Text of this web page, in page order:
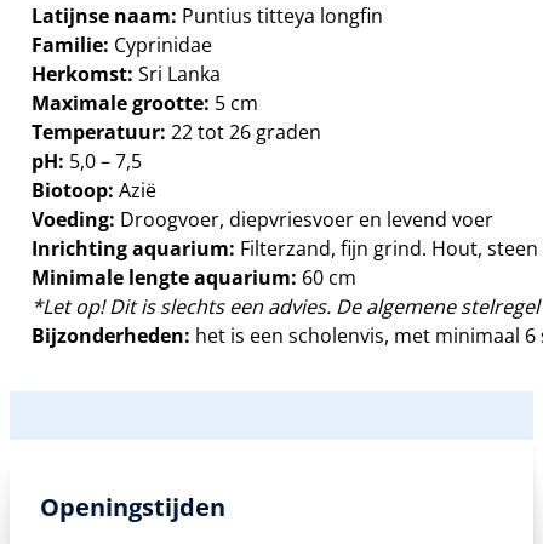
Latijnse naam: Puntius titteya longfin
Familie: Cyprinidae
Herkomst: Sri Lanka
Maximale grootte: 5 cm
Temperatuur: 22 tot 26 graden
pH: 5,0 – 7,5
Biotoop: Azië
Voeding: Droogvoer, diepvriesvoer en levend voer
Inrichting aquarium: Filterzand, fijn grind. Hout,
Minimale lengte aquarium: 60 cm
*Let op! Dit is slechts een advies. De algemene
Bijzonderheden: het is een scholenvis, met minimaal
Openingstijden